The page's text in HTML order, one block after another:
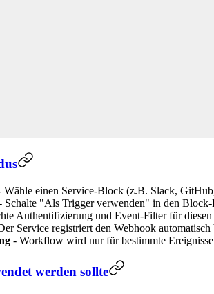
Wähle einen Service-Block (z.B. Slack,
Schalte "Als Trigger verwenden" in den Block-
Authentifizierung und Event-Filter für diesen
Service registriert den Webhook
- Workflow wird nur für bestimmte Ereignisse
werden sollte